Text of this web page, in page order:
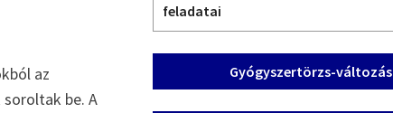
az
be. A
feladatai
Gyógyszertörzs-változás